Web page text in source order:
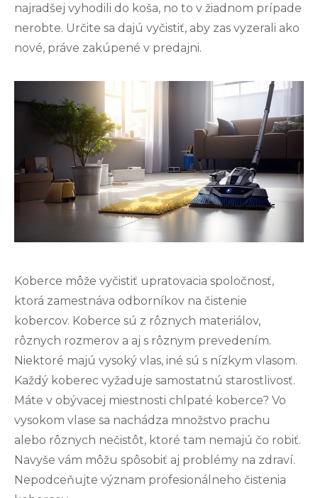
najradšej vyhodili do koša, no to v žiadnom prípade
nerobte. Určite sa dajú vyčistiť, aby zas vyzerali ako
nové, práve zakúpené v predajni.
Koberce môže vyčistiť upratovacia spoločnosť,
ktorá zamestnáva odborníkov na čistenie
kobercov. Koberce sú z rôznych materiálov,
rôznych rozmerov a aj s rôznym prevedením.
Niektoré majú vysoký vlas, iné sú s nízkym vlasom.
Každý koberec vyžaduje samostatnú starostlivosť.
Máte v obývacej miestnosti chlpaté koberce? Vo
vysokom vlase sa nachádza množstvo prachu
alebo rôznych nečistôt, ktoré tam nemajú čo robiť.
Navyše vám môžu spôsobiť aj problémy na zdraví.
Nepodceňujte význam profesionálneho čistenia